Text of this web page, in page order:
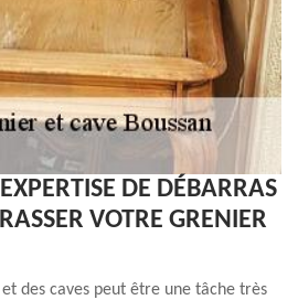
DE DÉBARRAS
VOTRE GRENIER
des caves peut être une tâche très